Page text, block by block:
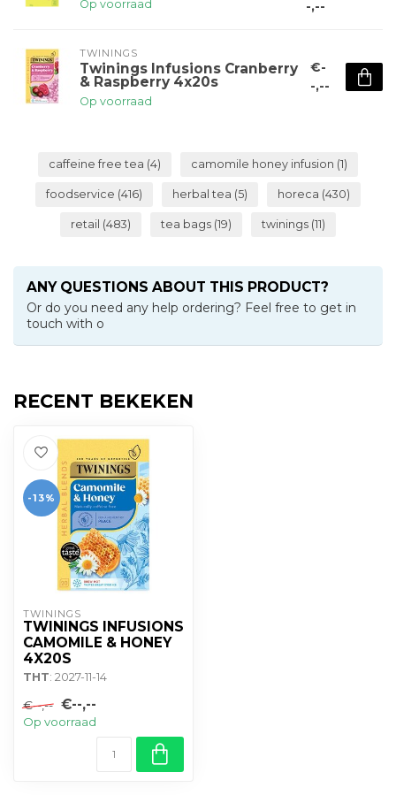
Op voorraad -,--
TWININGS
Twinings Infusions Cranberry
& Raspberry 4x20s
Op voorraad
€-
-,--
caffeine free tea (4) camomile honey infusion (1)
foodservice (416) herbal tea (5) horeca (430)
retail (483) tea bags (19) twinings (11)
ANY QUESTIONS ABOUT THIS PRODUCT?
Or do you need any help ordering? Feel free to get in
touch with o
RECENT BEKEKEN
-13%
TWININGS
TWININGS INFUSIONS
CAMOMILE & HONEY
4X20S
THT: 2027-11-14
€--,-- €--,--
Op voorraad